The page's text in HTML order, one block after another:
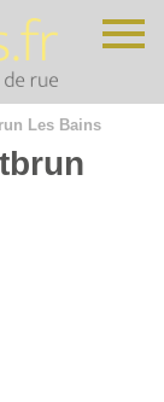
Les Bains